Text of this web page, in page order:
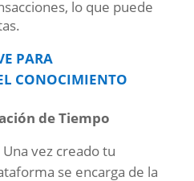
lo que puede
PARA
CONOCIMIENTO
de Tiempo
Una vez creado tu
se encarga de la